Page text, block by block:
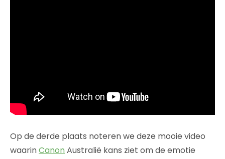
Op de derde plaats noteren we deze mooie video
waarinCanon Australië kans ziet om de emotie